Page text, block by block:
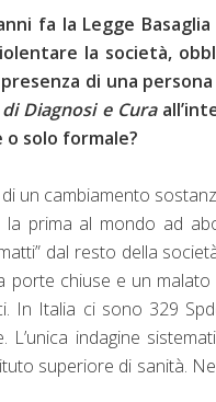
fa la Legge
la società,
di una
Diagnosi e Cura
o solo formale?
un cambiamento
prima al mondo ad
dal resto della
porte chiuse e un
In Italia ci sono 329
L’unica indagine
superiore di sanità.